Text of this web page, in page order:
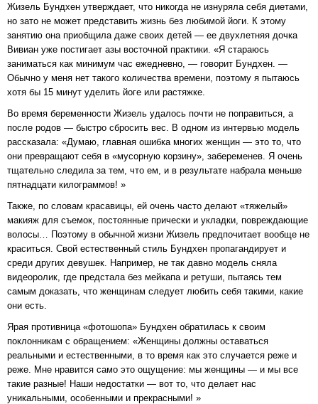
Жизель Бундхен утверждает, что никогда не изнуряла себя диетами,
но зато не может представить жизнь без любимой йоги. К этому
занятию она приобщила даже своих детей — ее двухлетняя дочка
Вивиан уже постигает азы восточной практики. «Я стараюсь
заниматься как минимум час ежедневно, — говорит Бундхен. —
Обычно у меня нет такого количества времени, поэтому я пытаюсь
хотя бы 15 минут уделить йоге или растяжке.
Во время беременности Жизель удалось почти не поправиться, а
после родов — быстро сбросить вес. В одном из интервью модель
рассказала: «Думаю, главная ошибка многих женщин — это то, что
они превращают себя в «мусорную корзину», забеременев. Я очень
тщательно следила за тем, что ем, и в результате набрала меньше
пятнадцати килограммов! »
Также, по словам красавицы, ей очень часто делают «тяжелый»
макияж для съемок, постоянные прически и укладки, повреждающие
волосы… Поэтому в обычной жизни Жизель предпочитает вообще не
краситься. Свой естественный стиль Бундхен пропагандирует и
среди других девушек. Например, не так давно модель сняла
видеоролик, где предстала без мейкапа и ретуши, пытаясь тем
самым доказать, что женщинам следует любить себя такими, какие
они есть.
Ярая противница «фотошопа» Бундхен обратилась к своим
поклонникам с обращением: «Женщины должны оставаться
реальными и естественными, в то время как это случается реже и
реже. Мне нравится само это ощущение: мы женщины — и мы все
такие разные! Наши недостатки — вот то, что делает нас
уникальными, особенными и прекрасными! »